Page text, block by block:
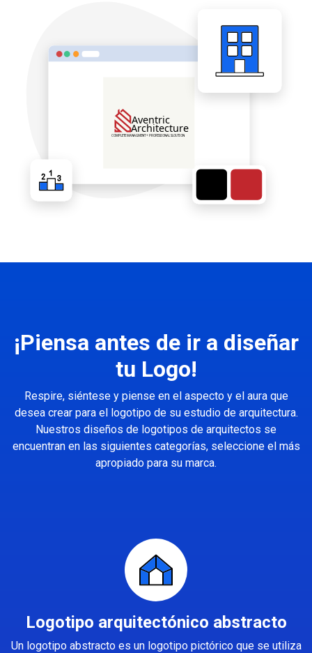
¡Piensa antes de ir a diseñar
tu Logo!
Respire, siéntese y piense en el aspecto y el aura que
desea crear para el logotipo de su estudio de arquitectura.
Nuestros diseños de logotipos de arquitectos se
encuentran en las siguientes categorías, seleccione el más
apropiado para su marca.
Logotipo arquitectónico abstracto
Un logotipo abstracto es un logotipo pictórico que se utiliza